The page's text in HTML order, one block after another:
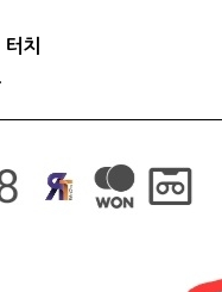
터치